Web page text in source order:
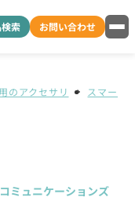
索 お問い合わせ
のアクセサリ スマート
ミュニケーションズ